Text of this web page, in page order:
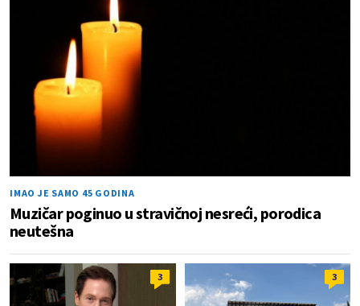
IMAO JE SAMO 45 GODINA
Muzičar poginuo u stravičnoj nesreći, porodica
neutešna
3 3